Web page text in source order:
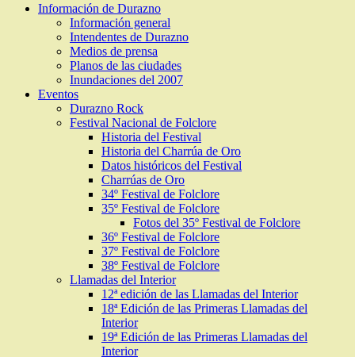
Información de Durazno
Información general
Intendentes de Durazno
Medios de prensa
Planos de las ciudades
Inundaciones del 2007
Eventos
Durazno Rock
Festival Nacional de Folclore
Historia del Festival
Historia del Charrúa de Oro
Datos históricos del Festival
Charrúas de Oro
34º Festival de Folclore
35º Festival de Folclore
Fotos del 35º Festival de Folclore
36º Festival de Folclore
37º Festival de Folclore
38º Festival de Folclore
Llamadas del Interior
12ª edición de las Llamadas del Interior
18ª Edición de las Primeras Llamadas del
Interior
19ª Edición de las Primeras Llamadas del
Interior